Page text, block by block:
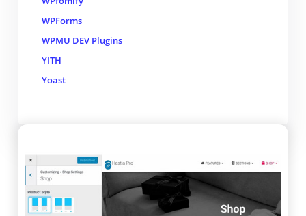
WPForms
WPMU DEV Plugins
YITH
Yoast